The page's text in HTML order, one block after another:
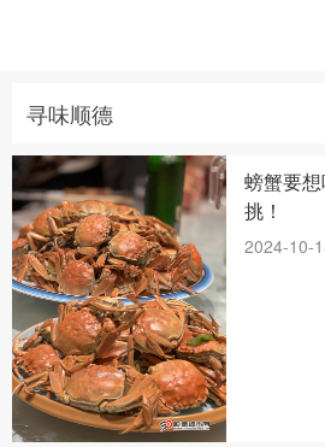
寻味顺德
螃蟹要
挑！
2024-10-